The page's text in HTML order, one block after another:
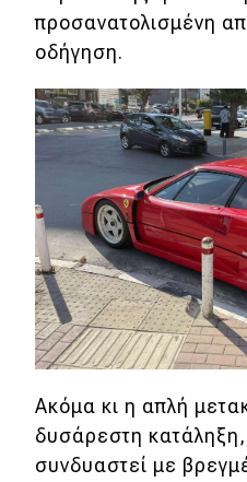
eDRIVE
DRIVE USED
προσανατολισμένη
οδήγηση.
Ακόμα κι η απλή
δυσάρεστη κατάληξη,
συνδυαστεί με